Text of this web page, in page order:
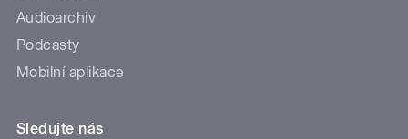
Audioarchiv
Podcasty
Mobilní aplikace
Sledujte nás